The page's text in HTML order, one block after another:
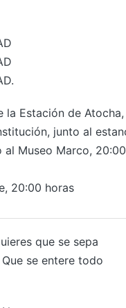
la Estación de
junto al
Museo Marco, 20:00
20:00 horas
que se sepa
se entere todo